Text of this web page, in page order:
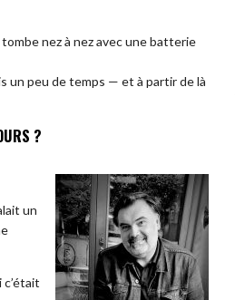
tombe nez à nez avec une batterie
un peu de temps — et à partir de là
?
un